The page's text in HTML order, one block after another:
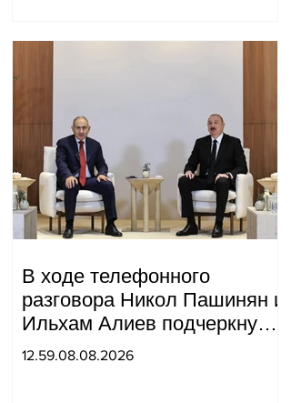
В ходе телефонного
разговора Никол Пашинян и
Ильхам Алиев подчеркнули
прогресс, достигнутый за
12.59.08.08.2026